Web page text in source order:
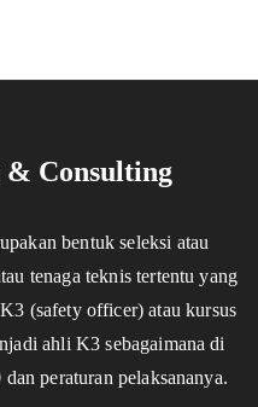
Consulting
bentuk seleksi atau
tenaga teknis tertentu yang
(safety officer) atau kursus
ahli K3 sebagaimana di
peraturan pelaksananya.